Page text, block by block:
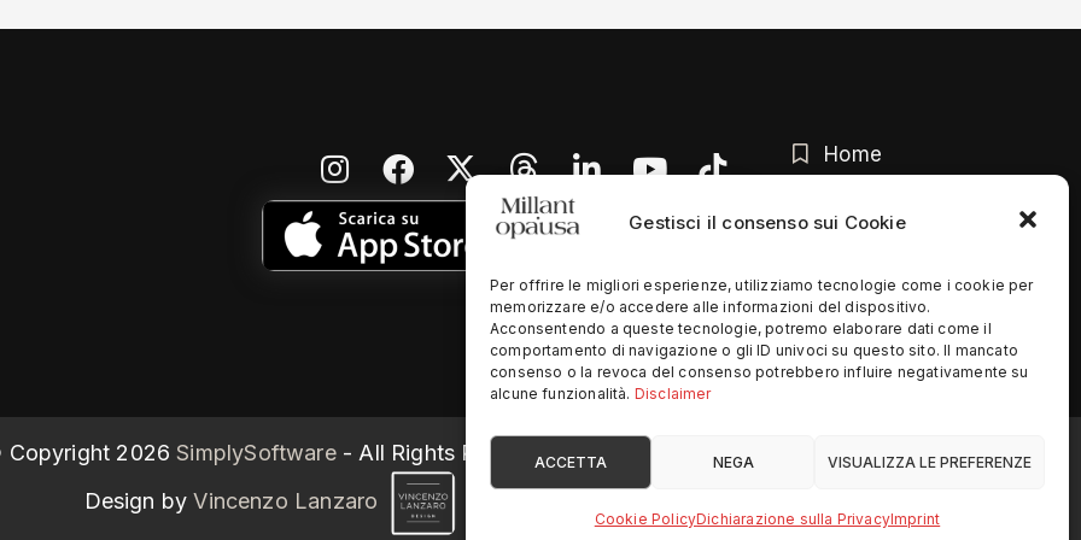
Gestisci il consenso sui Cookie
Per offrire le migliori esperienze, utilizziamo tecnologie come i cookie per
memorizzare e/o accedere alle informazioni del dispositivo.
Acconsentendo a queste tecnologie, potremo elaborare dati come il
comportamento di navigazione o gli ID univoci su questo sito. Il mancato
consenso o la revoca del consenso potrebbero influire negativamente su
alcune funzionalità. Disclaimer
ACCETTA NEGA VISUALIZZA LE PREFERENZE
Cookie PolicyDichiarazione sulla PrivacyImprint
Home
Privacy Policy
2026 SimplySoftware- All Rights Reserved
Design byVincenzo Lanzaro